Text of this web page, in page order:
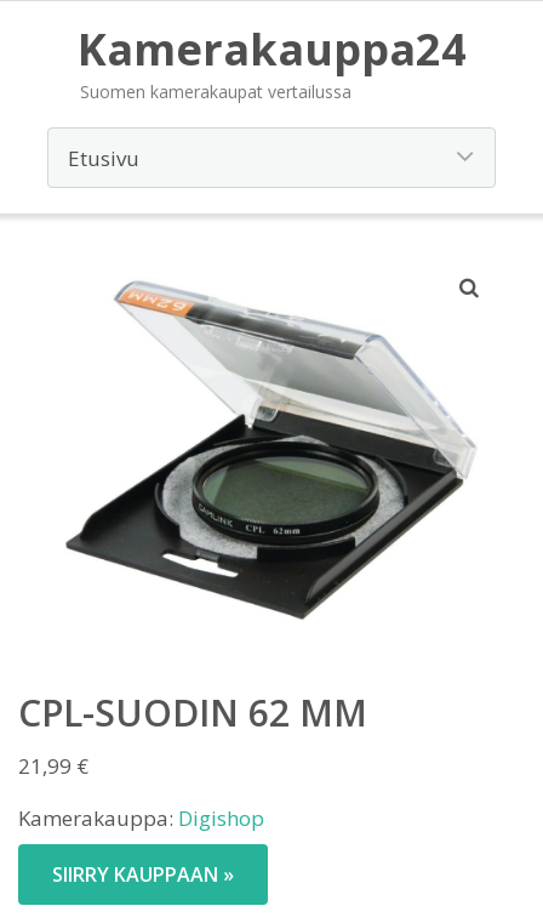
Kamerakauppa24
Suomen kamerakaupat vertailussa
CPL-SUODIN 62 MM
21,99 €
Kamerakauppa: Digishop
SIIRRY KAUPPAAN »